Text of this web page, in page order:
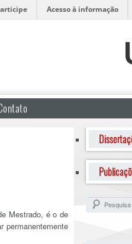
Acesso à informação
Mestrado, é o de
permanentemente